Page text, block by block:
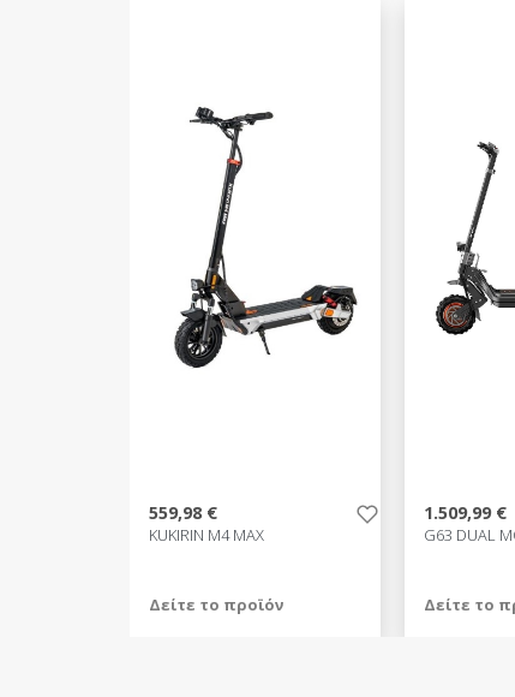
559,98 €
KUKIRIN M4 MAX
Δείτε το προϊόν
1.509,99 €
G63 DUAL
Δείτε το